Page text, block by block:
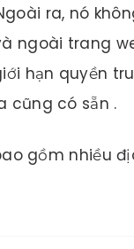
ra, nó
ngoài trang
hạn quyền
cũng có sẵn .
gồm nhiều